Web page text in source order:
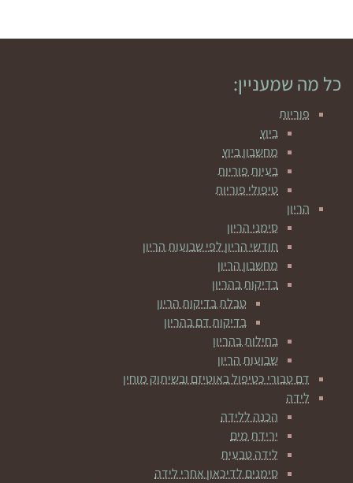
כל מה שמעניין:
פוריות
ביוץ
מחשבון ביוץ
בעיות פוריות
טיפולי פוריות
הריון
סימני הריון
חודשי הריון לפי שבועות הריון
מחשבון הריון
בדיקות בהריון
טבלת בדיקות הריון
בדיקות דם בהריון
בחילות בהריון
שבועות הריון
דם טבורי כטיפול באוטיזם ובשיתוק מוחין
לידה
הכנה ללידה
ירידת מים
לידה טבעית
סימנים לדיכאון אחרי לידה